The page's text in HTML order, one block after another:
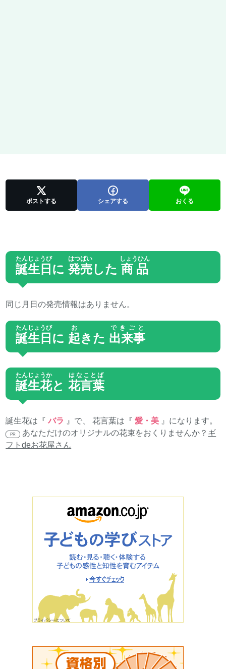
ポストする シェアする おくる
誕生日
たんじょうび
に発売
はつばい
した商品
しょうひん
同じ月日の発売情報はありません。
誕生日
たんじょうび
に 起
お
きた 出来事
できごと
誕生花
たんじょうか
と花言葉
はなことば
誕生花は『バラ 』で、 花言葉は『愛・美 』になります。
PR あなただけのオリジナルの花束をおくりませんか？ ギ
フトdeお花屋さん